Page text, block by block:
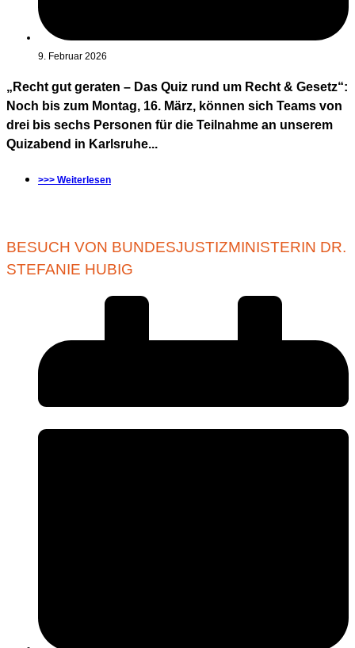
9. Februar 2026
„Recht gut geraten – Das Quiz rund um Recht & Gesetz“:
Noch bis zum Montag, 16. März, können sich Teams von
drei bis sechs Personen für die Teilnahme an unserem
Quizabend in Karlsruhe...
>>> Weiterlesen
BESUCH VON BUNDESJUSTIZMINISTERIN DR.
STEFANIE HUBIG